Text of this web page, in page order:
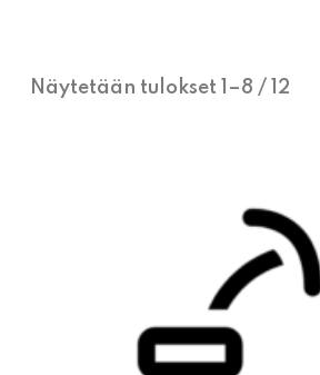
Näytetään tulokset 1–8 / 12